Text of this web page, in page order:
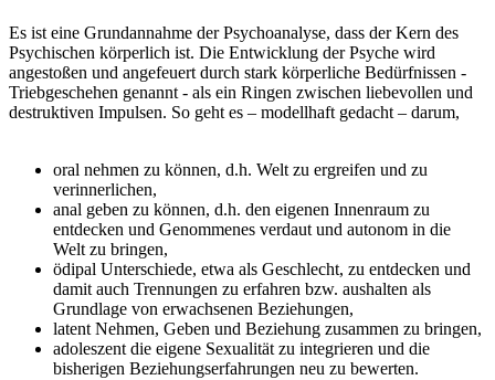
Es ist eine Grundannahme der Psychoanalyse, dass der Kern des
Psychischen körperlich ist. Die Entwicklung der Psyche wird
angestoßen und angefeuert durch stark körperliche Bedürfnissen -
Triebgeschehen genannt - als ein Ringen zwischen liebevollen und
destruktiven Impulsen. So geht es – modellhaft gedacht – darum,
oral nehmen zu können, d.h. Welt zu ergreifen und zu
verinnerlichen,
anal geben zu können, d.h. den eigenen Innenraum zu
entdecken und Genommenes verdaut und autonom in die
Welt zu bringen,
ödipal Unterschiede, etwa als Geschlecht, zu entdecken und
damit auch Trennungen zu erfahren bzw. aushalten als
Grundlage von erwachsenen Beziehungen,
latent Nehmen, Geben und Beziehung zusammen zu bringen,
adoleszent die eigene Sexualität zu integrieren und die
bisherigen Beziehungserfahrungen neu zu bewerten.